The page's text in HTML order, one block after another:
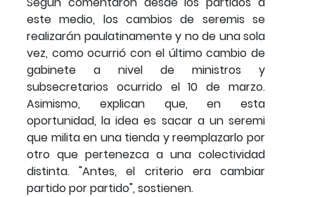
este medio, los cambios de seremis se
realizarán paulatinamente y no de una sola
vez, como ocurrió con el último cambio de
gabinete a nivel de ministros y
subsecretarios ocurrido el 10 de marzo.
Asimismo, explican que, en esta
oportunidad, la idea es sacar a un seremi
que milita en una tienda y reemplazarlo por
otro que pertenezca a una colectividad
distinta. "Antes, el criterio era cambiar
partido por partido", sostienen.